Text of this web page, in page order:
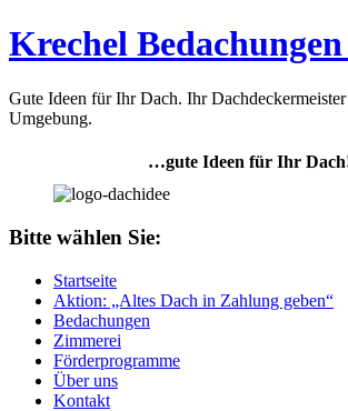
Krechel
Gute Ideen für Ihr Dach. Ihr
Umgebung.
…gute Ideen für Ihr
Bitte wählen Sie:
Startseite
Aktion: „Altes Dach in Zahlung geben“
Bedachungen
Zimmerei
Förderprogramme
Über uns
Kontakt